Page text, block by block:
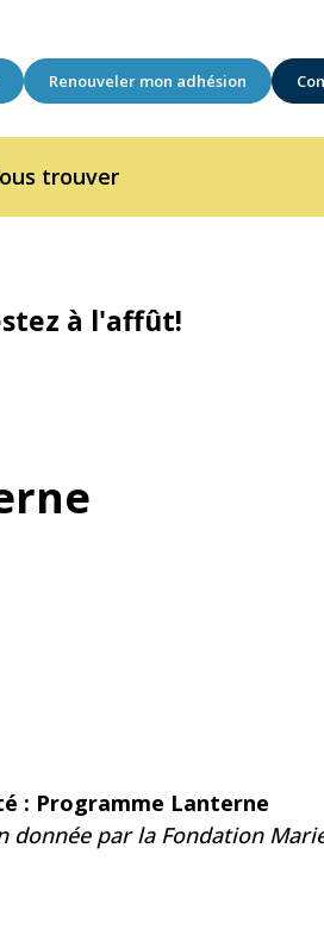
Renouveler mon adhésion
trouver
à l'affût!
: Programme Lanterne
donnée par la Fondation